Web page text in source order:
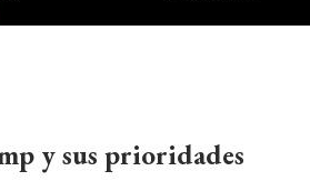
y sus prioridades